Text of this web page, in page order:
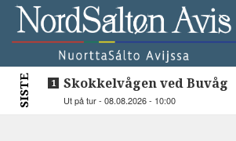
SISTE Skokkelvågen ved Buvåg
Ut på tur - 08.08.2026 - 10:00